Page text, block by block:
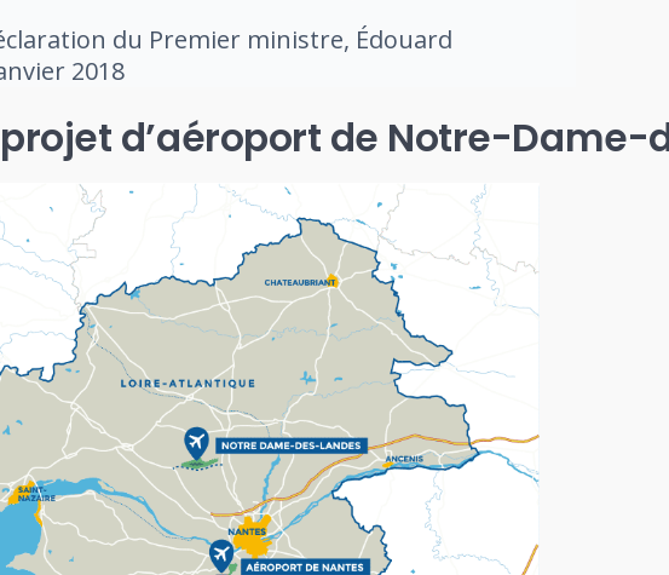
du Premier ministre, Édouard
2018
d’aéroport de Notre-Dame-